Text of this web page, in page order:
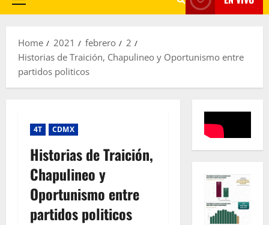
Primary
Home 2021 febrero
2
Historias de Traición, Chapulineo y Oportunismo entre
partidos politicos
4T CDMX
Historias de Traición,
Chapulineo y
Oportunismo entre
partidos politicos